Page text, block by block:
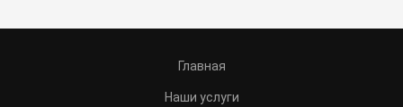
Главная
Наши услуги